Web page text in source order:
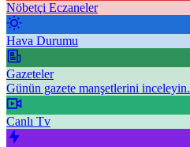
Nöbetçi Eczaneler
Hava Durumu
Gazeteler
Günün gazete manşetlerini inceleyin.
Canlı Tv